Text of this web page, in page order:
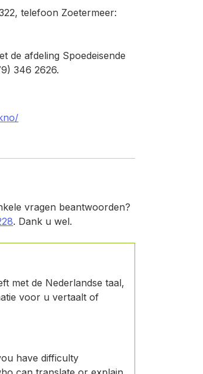
telefoon Zoetermeer:
de afdeling Spoedeisende
346 2626.
vragen beantwoorden?
. Dank u wel.
met de Nederlandse taal,
voor u vertaalt of
have difficulty